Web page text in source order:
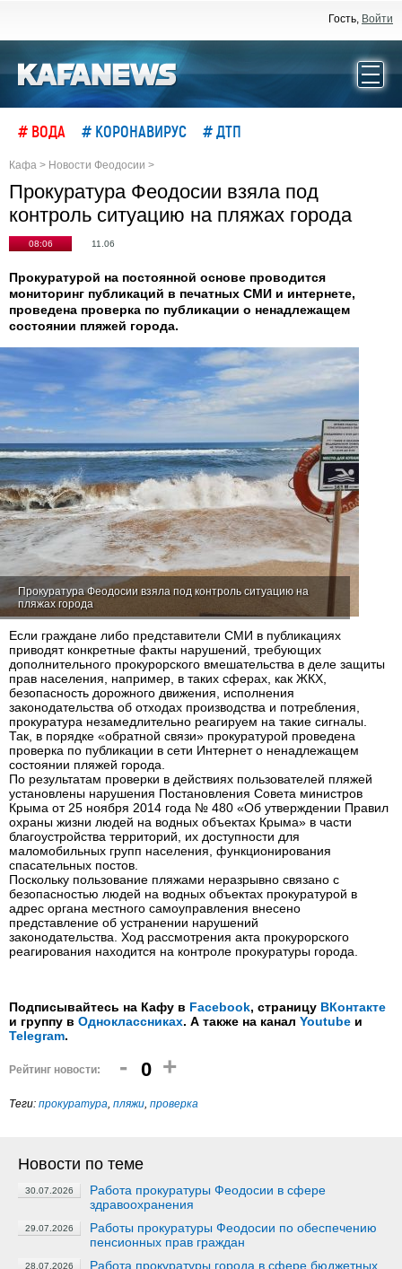
Гость, Войти
# ВОДА # КОРОНАВИРУС # ДТП
Кафа > Новости Феодосии >
Прокуратура Феодосии взяла под
контроль ситуацию на пляжах города
08:06 11.06
Прокуратурой на постоянной основе проводится
мониторинг публикаций в печатных СМИ и интернете,
проведена проверка по публикации о ненадлежащем
состоянии пляжей города.
Прокуратура Феодосии взяла под контроль ситуацию на
пляжах города
Если граждане либо представители СМИ в публикациях
приводят конкретные факты нарушений, требующих
дополнительного прокурорского вмешательства в деле защиты
прав населения, например, в таких сферах, как ЖКХ,
безопасность дорожного движения, исполнения
законодательства об отходах производства и потребления,
прокуратура незамедлительно реагируем на такие сигналы.
Так, в порядке «обратной связи» прокуратурой проведена
проверка по публикации в сети Интернет о ненадлежащем
состоянии пляжей города.
По результатам проверки в действиях пользователей пляжей
установлены нарушения Постановления Совета министров
Крыма от 25 ноября 2014 года № 480 «Об утверждении Правил
охраны жизни людей на водных объектах Крыма» в части
благоустройства территорий, их доступности для
маломобильных групп населения, функционирования
спасательных постов.
Поскольку пользование пляжами неразрывно связано с
безопасностью людей на водных объектах прокуратурой в
адрес органа местного самоуправления внесено
представление об устранении нарушений
законодательства. Ход рассмотрения акта прокурорского
реагирования находится на контроле прокуратуры города.
Подписывайтесь на Кафу в Facebook, страницу ВКонтакте
и группу в Одноклассниках. А также на канал Youtube и
Telegram.
Рейтинг новости: - 0 +
Теги: прокуратура, пляжи, проверка
Новости по теме
30.07.2026
Работа прокуратуры Феодосии в сфере
здравоохранения
29.07.2026
Работы прокуратуры Феодосии по обеспечению
пенсионных прав граждан
28.07.2026
Работа прокуратуры города в сфере бюджетных